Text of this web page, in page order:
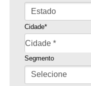
Cidade*
Cidade *
Cidade*
Segmento